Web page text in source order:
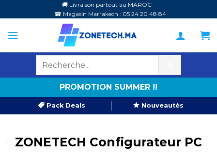
au
contenu
🚚 Livraison partout au MAROC
☎ Magasin Marrakech : 05 24 20 48 84
PROMOTION SUMMER !!
Pack Deals Nouveautés
ZONETECH Configurateur PC